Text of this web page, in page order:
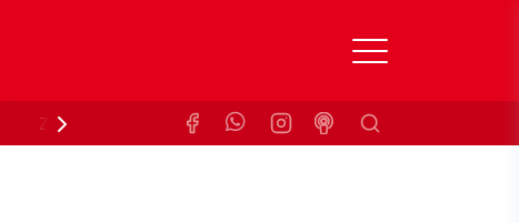
Zuzahlungsbefreiung KrankenkasseSuchen